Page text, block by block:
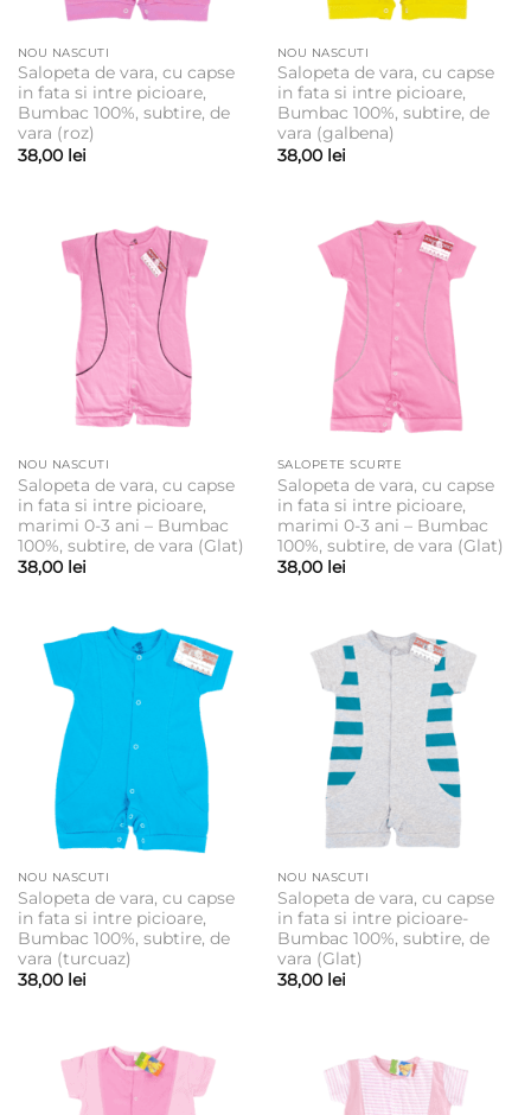
NOU NASCUTI
Salopeta de vara, cu capse
in fata si intre picioare,
Bumbac 100%, subtire, de
vara (roz)
38,00 lei
NOU NASCUTI
Salopeta de vara, cu capse
in fata si intre picioare,
Bumbac 100%, subtire, de
vara (galbena)
38,00 lei
NOU NASCUTI
Salopeta de vara, cu capse
in fata si intre picioare,
marimi 0-3 ani – Bumbac
100%, subtire, de vara (Glat)
38,00 lei
SALOPETE SCURTE
Salopeta de vara, cu capse
in fata si intre picioare,
marimi 0-3 ani – Bumbac
100%, subtire, de vara (Glat)
38,00 lei
NOU NASCUTI
Salopeta de vara, cu capse
in fata si intre picioare,
Bumbac 100%, subtire, de
vara (turcuaz)
38,00 lei
NOU NASCUTI
Salopeta de vara, cu capse
in fata si intre picioare-
Bumbac 100%, subtire, de
vara (Glat)
38,00 lei